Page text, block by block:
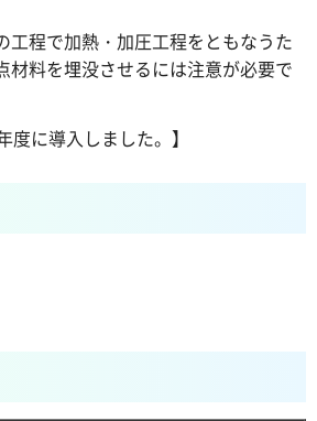
工程で加熱・加圧工程をともなうた
材料を埋没させるには注意が必要で
度に導入しました。】